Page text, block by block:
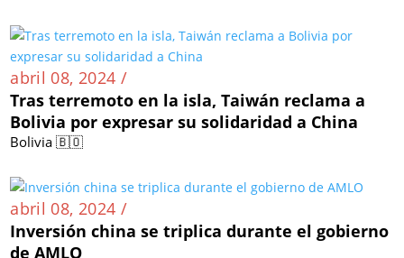
abril 08, 2024 /
Tras terremoto en la isla, Taiwán reclama a
Bolivia por expresar su solidaridad a China
Bolivia 🇧🇴
abril 08, 2024 /
Inversión china se triplica durante el gobierno
de AMLO